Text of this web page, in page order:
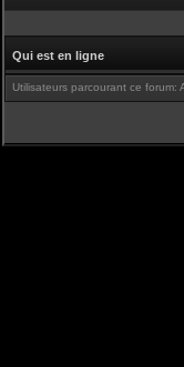
Qui est en ligne
Utilisateurs parcourant ce forum: